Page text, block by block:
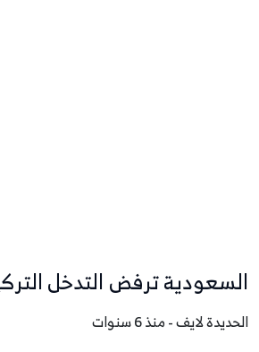
السعودية ترفض التدخل
الحديدة لايف - منذ 6 سنوات